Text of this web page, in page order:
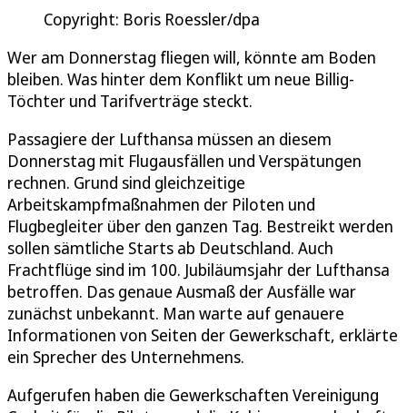
Copyright: Boris Roessler/dpa
Wer am Donnerstag fliegen will, könnte am Boden
bleiben. Was hinter dem Konflikt um neue Billig-
Töchter und Tarifverträge steckt.
Passagiere der Lufthansa müssen an diesem
Donnerstag mit Flugausfällen und Verspätungen
rechnen. Grund sind gleichzeitige
Arbeitskampfmaßnahmen der Piloten und
Flugbegleiter über den ganzen Tag. Bestreikt werden
sollen sämtliche Starts ab Deutschland. Auch
Frachtflüge sind im 100. Jubiläumsjahr der Lufthansa
betroffen. Das genaue Ausmaß der Ausfälle war
zunächst unbekannt. Man warte auf genauere
Informationen von Seiten der Gewerkschaft, erklärte
ein Sprecher des Unternehmens.
Aufgerufen haben die Gewerkschaften Vereinigung